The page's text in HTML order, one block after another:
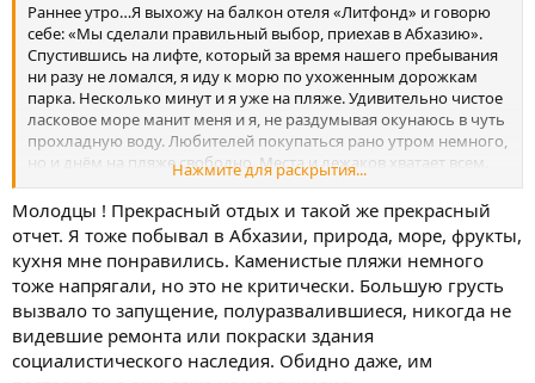
Раннее утро…Я выхожу на балкон отеля «Литфонд» и говорю
себе: «Мы сделали правильный выбор, приехав в Абхазию».
Спустившись на лифте, который за время нашего пребывания
ни разу не ломался, я иду к морю по ухоженным дорожкам
парка. Несколько минут и я уже на пляже. Удивительно чистое
ласковое море манит меня и я, не раздумывая окунаюсь в чуть
прохладную воду. Любителей покупаться рано утром немного,
но и днём на пляже свободно. Места и лежаков хватает всем.
Причём пляжный отдых на любой вкус: дети строят замки из
песка и гальки, большая часть взрослых отдыхает в тени
пицундских сосен, куда всё равно проникает ласковое солнце.
Там же под соснами можно под руководством инструктора
заняться йогой.
Море удивительно чистое. Единственно, что вызвало моё
недовольство в первый же день-это галька, не очень крупная,
но создающая проблемы при заходе в море. Молодёжь не
обращала на это внимание. А я на второй день решила
Нажмите для раскрытия...
Молодцы ! Прекрасный отдых и такой же прекрасный
отчет. Я тоже побывал в Абхазии, природа, море, фрукты,
кухня мне понравились. Каменистые пляжи немного
тоже напрягали, но это не критически. Большую грусть
вызвало то запущение, полуразвалившиеся, никогда не
видевшие ремонта или покраски здания
социалистического наследия. Обидно даже, им